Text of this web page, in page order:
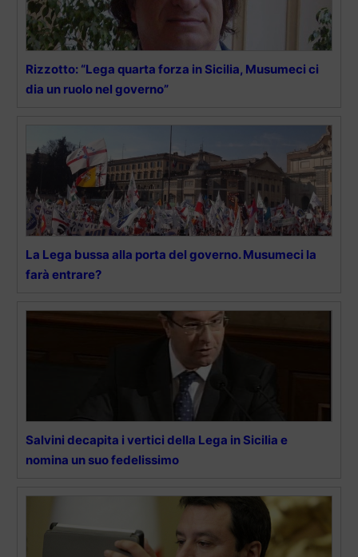
Rizzotto: “Lega quarta forza in Sicilia, Musumeci ci
dia un ruolo nel governo”
La Lega bussa alla porta del governo. Musumeci la
farà entrare?
Salvini decapita i vertici della Lega in Sicilia e
nomina un suo fedelissimo